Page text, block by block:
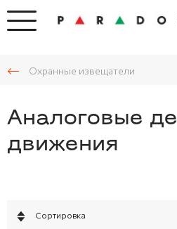
Охранные извещатели
Аналоговые
движения
Сортировка